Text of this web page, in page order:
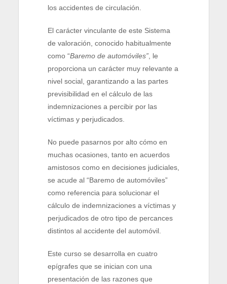
los accidentes de circulación.
El carácter vinculante de este Sistema
de valoración, conocido habitualmente
como “Baremo de automóviles” , le
proporciona un carácter muy relevante a
nivel social, garantizando a las partes
previsibilidad en el cálculo de las
indemnizaciones a percibir por las
víctimas y perjudicados.
No puede pasarnos por alto cómo en
muchas ocasiones, tanto en acuerdos
amistosos como en decisiones judiciales,
se acude al “Baremo de automóviles”
como referencia para solucionar el
cálculo de indemnizaciones a víctimas y
perjudicados de otro tipo de percances
distintos al accidente del automóvil.
Este curso se desarrolla en cuatro
epígrafes que se inician con una
presentación de las razones que